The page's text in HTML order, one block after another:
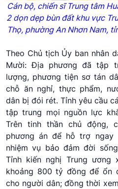
Cán bộ, chiến sĩ Trung tâm
2 dọn dẹp bùn đất khu vực
Thọ, phường An Nhơn Nam,
Theo Chủ tịch Ủy ban nhân
Mười: Địa phương đã tập
lượng, phương tiện sơ tán
chỗ ăn nghỉ, thực phẩm,
dân bị đói rét. Tỉnh yêu cầu
tập trung mọi nguồn lực
Trên tinh thần chủ động,
phương án để hỗ trợ ngay
nhiệm vụ bảo đảm đời
Tỉnh kiến nghị Trung
khoảng 800 tỷ đồng để ổn
cho người dân; đồng thời